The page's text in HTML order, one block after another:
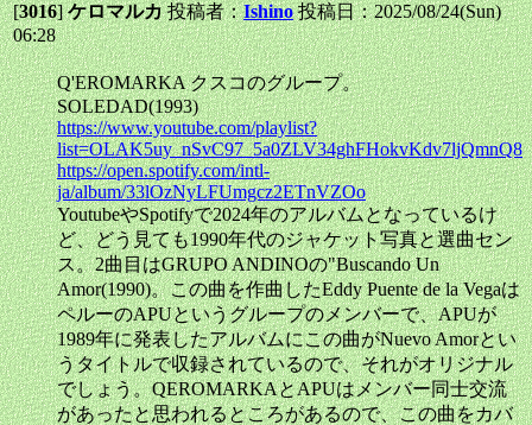
[3016]ケロマルカ投稿者：Ishino 投稿日：2025/08/24(Sun)
06:28
Q'EROMARKA クスコのグループ。
SOLEDAD(1993)
https://www.youtube.com/playlist?
list=OLAK5uy_nSvC97_5a0ZLV34ghFHokvKdv7ljQmnQ8
https://open.spotify.com/intl-
ja/album/33lOzNyLFUmgcz2ETnVZOo
YoutubeやSpotifyで2024年のアルバムとなっているけ
ど、どう見ても1990年代のジャケット写真と選曲セン
ス。2曲目はGRUPO ANDINOの"Buscando Un
Amor(1990)。この曲を作曲したEddy Puente de la Vegaは
ペルーのAPUというグループのメンバーで、APUが
1989年に発表したアルバムにこの曲がNuevo Amorとい
うタイトルで収録されているので、それがオリジナル
でしょう。QEROMARKAとAPUはメンバー同士交流
があったと思われるところがあるので、この曲をカバ